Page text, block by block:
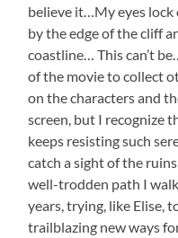
believe it…My eyes
by the edge of the cliff
coastline… This can’t
of the movie to collect
on the characters and
screen, but I recognize
keeps resisting such
catch a sight of the
well-trodden path I
years, trying, like Elise,
trailblazing new ways